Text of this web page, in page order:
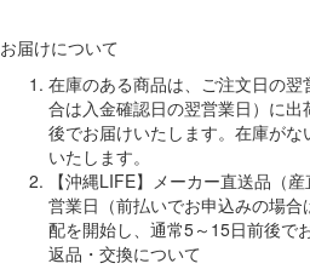
お届けについて
在庫のある商品は、ご注文日の
合は入金確認日の翌営業日）に
後でお届けいたします。在庫が
いたします。
【沖縄LIFE】メーカー直送品（
営業日（前払いでお申込みの場
配を開始し、通常5～15日前後で
返品・交換について